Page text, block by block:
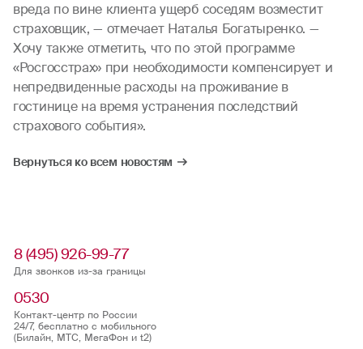
вреда по вине клиента ущерб соседям возместит
страховщик, — отмечает Наталья Богатыренко. —
Хочу также отметить, что по этой программе
«Росгосстрах» при необходимости компенсирует и
непредвиденные расходы на проживание в
гостинице на время устранения последствий
страхового события».
Вернуться ко всем новостям
8 (495) 926-99-77
Для звонков из-за границы
0530
Контакт-центр по России
24/7, бесплатно с мобильного
(Билайн, МТС, МегаФон и t2)